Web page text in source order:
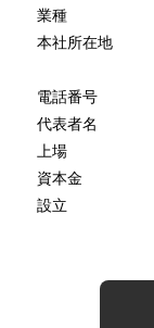
業種
本社所在地
電話番号
代表者名
上場
資本金
設立